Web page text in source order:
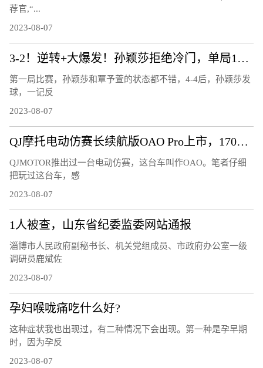
荐官,“...
2023-08-07
3-2！逆转+大爆发！孙颖莎拒绝冷门，单局11-3，霸气怒吼庆祝
第一局比赛，孙颖莎和覃予萱的状态都不错，4-4后，孙颖莎发
球，一记反
2023-08-07
QJ摩托电动仿赛长续航版OAO Pro上市，170公里的续航够用吗？
QJMOTOR推出过一台电动仿赛，这台车叫作OAO。笔者仔细
把玩过这台车，感
2023-08-07
1人被查，山东省纪委监委网站通报
淄博市人民政府副秘书长、机关党组成员、市政府办公室一级
调研员鹿斌佐
2023-08-07
孕妇喉咙痛吃什么好?
这种症状我也出现过，有二种情况下会出现。第一种是孕早期
时，因为孕反
2023-08-07